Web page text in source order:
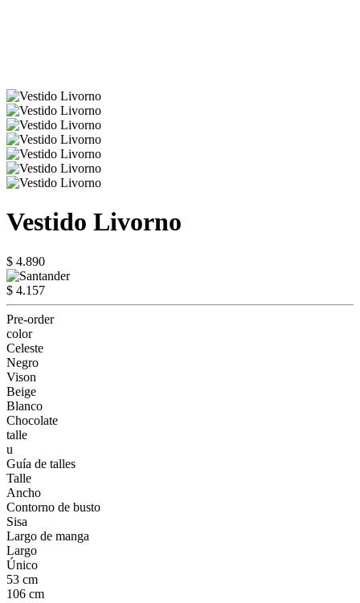
Vestido Livorno
$ 4.890
$ 4.157
Pre-order
color
Celeste
Negro
Vison
Beige
Blanco
Chocolate
talle
u
Guía de talles
Talle
Ancho
Contorno de busto
Sisa
Largo de manga
Largo
Único
53 cm
106 cm